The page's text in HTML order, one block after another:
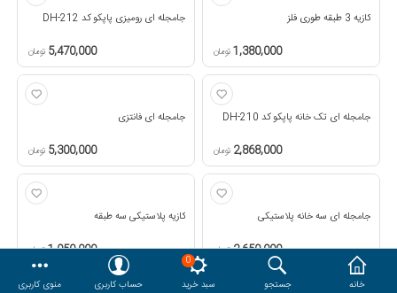
دسترسی کاربری حساب کاربری
خانه جستجو
0
سبد خرید
حساب کاربری منوی کاربری
کازیه 3 طبقه طوری فلز
1,380,000تومان
جامجله ای رومیزی پاپکو کد DH-212
5,470,000 تومان
جامجله ای تک خانه پاپکو کد DH-210
2,868,000 تومان
جامجله ای فانتزی
5,300,000 تومان
جامجله ای سه خانه پلاستیکی
2,650,000تومان
کازیه پلاستیکی سه طبقه
1,050,000تومان